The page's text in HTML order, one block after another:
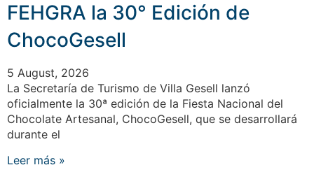
FEHGRA la 30° Edición de
ChocoGesell
5 August, 2026
La Secretaría de Turismo de Villa Gesell lanzó
oficialmente la 30ª edición de la Fiesta Nacional del
Chocolate Artesanal, ChocoGesell, que se desarrollará
durante el
Leer más »